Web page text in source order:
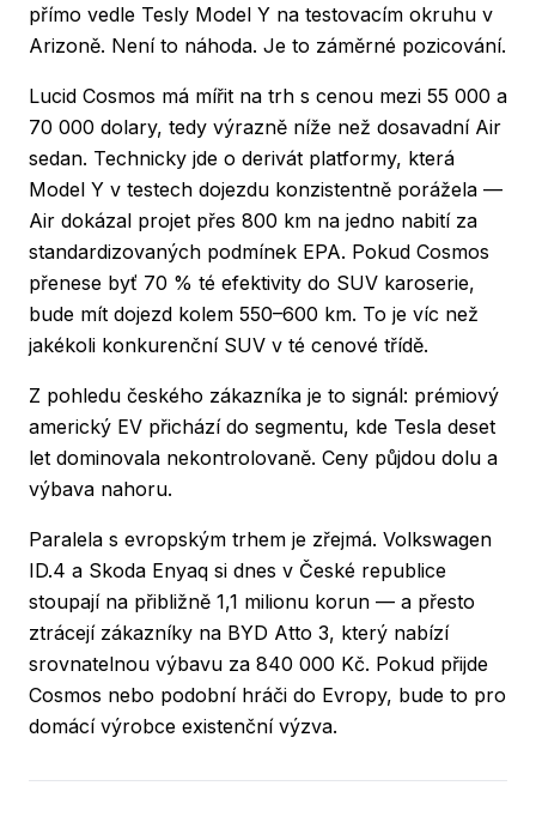
přímo vedle Tesly Model Y na testovacím okruhu v
Arizoně. Není to náhoda. Je to záměrné pozicování.
Lucid Cosmos má mířit na trh s cenou mezi 55 000 a
70 000 dolary, tedy výrazně níže než dosavadní Air
sedan. Technicky jde o derivát platformy, která
Model Y v testech dojezdu konzistentně porážela —
Air dokázal projet přes 800 km na jedno nabití za
standardizovaných podmínek EPA. Pokud Cosmos
přenese byť 70 % té efektivity do SUV karoserie,
bude mít dojezd kolem 550–600 km. To je víc než
jakékoli konkurenční SUV v té cenové třídě.
Z pohledu českého zákazníka je to signál: prémiový
americký EV přichází do segmentu, kde Tesla deset
let dominovala nekontrolovaně. Ceny půjdou dolu a
výbava nahoru.
Paralela s evropským trhem je zřejmá. Volkswagen
ID.4 a Skoda Enyaq si dnes v České republice
stoupají na přibližně 1,1 milionu korun — a přesto
ztrácejí zákazníky na BYD Atto 3, který nabízí
srovnatelnou výbavu za 840 000 Kč. Pokud přijde
Cosmos nebo podobní hráči do Evropy, bude to pro
domácí výrobce existenční výzva.